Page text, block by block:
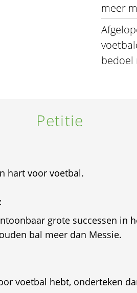
meer
bedoel
Petitie
hart voor voetbal.
grote successen in
bal meer dan Messie.
voetbal hebt, onderteken